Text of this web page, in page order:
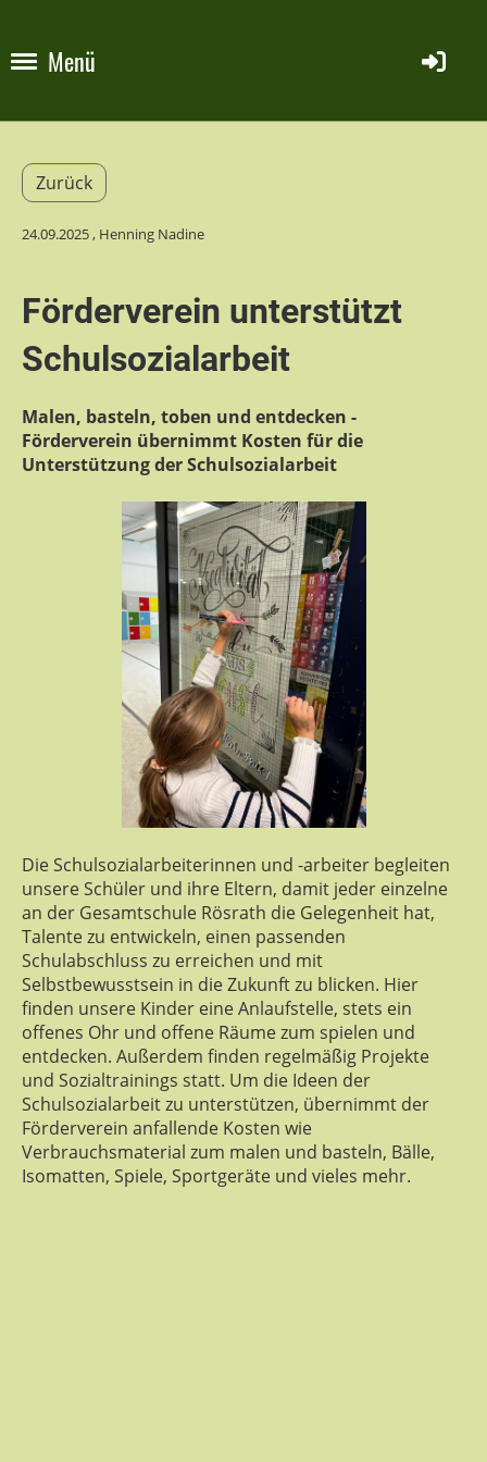
Menü
Zurück
24.09.2025, Henning Nadine
Förderverein unterstützt
Schulsozialarbeit
Malen, basteln, toben und entdecken -
Förderverein übernimmt Kosten für die
Unterstützung der Schulsozialarbeit
Die Schulsozialarbeiterinnen und -arbeiter begleiten
unsere Schüler und ihre Eltern, damit jeder einzelne
an der Gesamtschule Rösrath die Gelegenheit hat,
Talente zu entwickeln, einen passenden
Schulabschluss zu erreichen und mit
Selbstbewusstsein in die Zukunft zu blicken. Hier
finden unsere Kinder eine Anlaufstelle, stets ein
offenes Ohr und offene Räume zum spielen und
entdecken. Außerdem finden regelmäßig Projekte
und Sozialtrainings statt. Um die Ideen der
Schulsozialarbeit zu unterstützen, übernimmt der
Förderverein anfallende Kosten wie
Verbrauchsmaterial zum malen und basteln, Bälle,
Isomatten, Spiele, Sportgeräte und vieles mehr.